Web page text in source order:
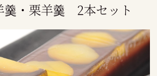
羹・栗羊羹 2本セット